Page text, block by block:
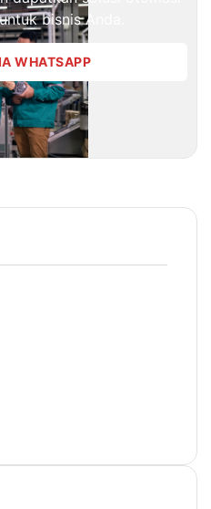
bisnis Anda.
WHATSAPP